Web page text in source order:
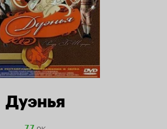
Дуэнья
Рейтинг